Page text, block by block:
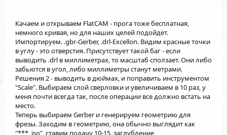
Качаем и открываем FlatCAM - прога тоже бесплатная,
немного кривая, но для наших целей подойдет.
Импортируем. .gbr-Gerber, .drl-Excellon. Видим красные точки
в углу - это отверстия. Присутствует такой баг - если
выводить .drl в миллиметрах, то масштаб сползает. Они либо
забьются в угол, либо миллиметры станут метрами.
Решения 2 - выводить в дюймах, и поправить инструментом
"Scale". Выбираем слой сверловки и увеличиваем в 10 раз, у
меня почти всегда так, после операции все должно встать на
место.
Теперь выбираем Gerber и генерируем геометрию для
фрезы. Заходим в геометрию, она обычно выглядит как
"***_iso", ставим подачу 10-15, заглубление,